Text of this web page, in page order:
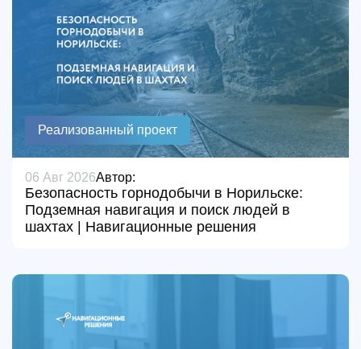
Реализованный проект
06 Авг 2026Автор:
Безопасность горнодобычи в Норильске:
Подземная навигация и поиск людей в
шахтах | Навигационные решения